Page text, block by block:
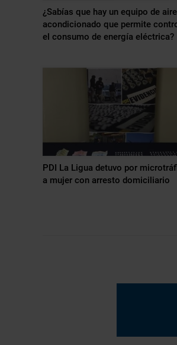
¿Sabías que hay un equipo de aire
acondicionado que permite
el consumo de energía eléctrica?
PDI La Ligua detuvo por
a mujer con arresto domiciliario